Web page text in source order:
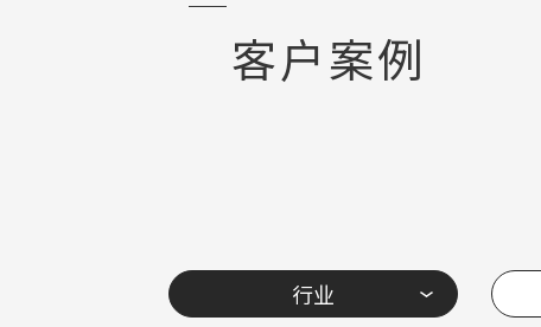
客户案例
行业